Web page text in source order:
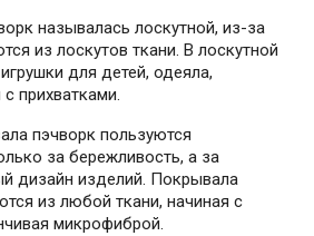
называлась лоскутной, из-за
из лоскутов ткани. В лоскутной
для детей, одеяла,
прихватками.
пэчворк пользуются
за бережливость, а за
дизайн изделий. Покрывала
из любой ткани, начиная с
микрофиброй.